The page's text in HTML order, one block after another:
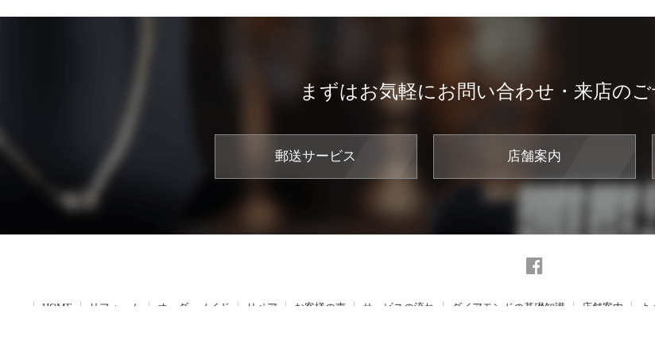
まずはお気軽にお問い合わせ・来店の
郵送サービス 店舗案内
HOME リフォーム オーダーメイド リペア お客様の声 サービスの流れ ダイアモンドの基礎知識 店舗案内